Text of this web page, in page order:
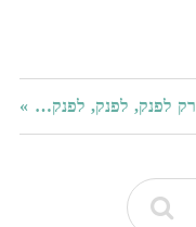
רק לפנק, לפנק, לפנק… »